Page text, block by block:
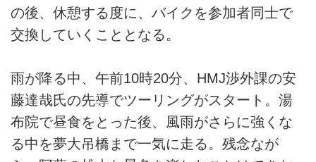
の後、休憩する度に、バイクを参加者同士で
交換していくこととなる。
雨が降る中、午前10時20分、HMJ渉外課の安
藤達哉氏の先導でツーリングがスタート。湯
布院で昼食をとった後、風雨がさらに強くな
る中を夢大吊橋まで一気に走る。残念なが